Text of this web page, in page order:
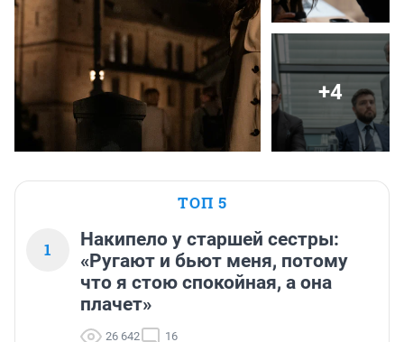
+4
ТОП 5
1
Накипело у старшей сестры:
«Ругают и бьют меня, потому
что я стою спокойная, а она
плачет»
26 642 16